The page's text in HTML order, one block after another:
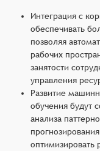
Интеграция с
обеспечивать
позволяя
рабочих
занятости
управления
Развитие
обучения будут
анализа
оптимизировать